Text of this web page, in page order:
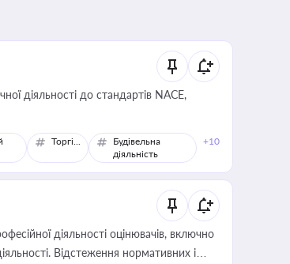
діяльності до стандартів NACE,
Торгівля
Будівельна
діяльність
+10
діяльності оцінювачів, включно
Відстеження нормативних і